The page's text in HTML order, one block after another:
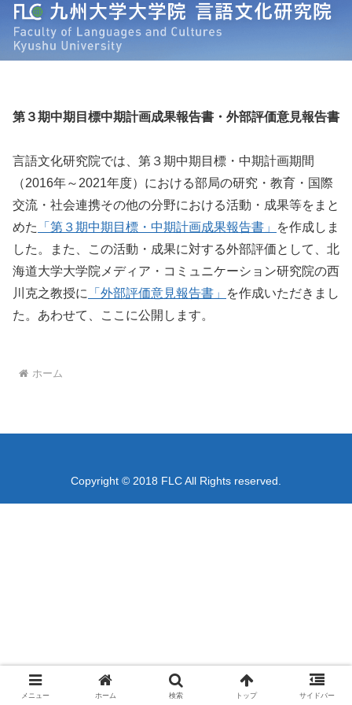
第３期中期目標中期計画成果報告書・外部評価意見報告書
言語文化研究院では、第３期中期目標・中期計画期間
（2016年～2021年度）における部局の研究・教育・国際
交流・社会連携その他の分野における活動・成果等をまと
めた
「第３期中期目標・中期計画成果報告書」
を作成しま
した。また、この活動・成果に対する外部評価として、北
海道大学大学院メディア・コミュニケーション研究院の西
川克之教授に 「外部評価意見報告書」
を作成いただきまし
た。あわせて、ここに公開します。
ホーム
Copyright © 2018 FLC All Rights reserved.
メニュー ホーム 検索 トップ サイドバー